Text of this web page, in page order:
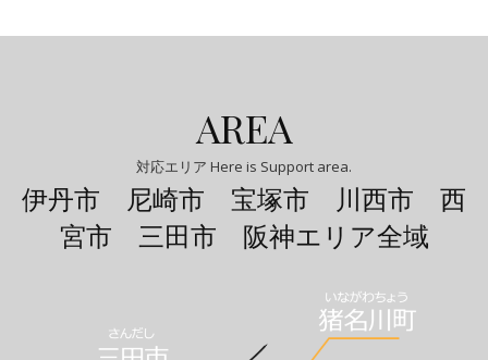
AREA
対応エリア Here is Support area.
伊丹市 尼崎市 宝塚市 川西市 西
宮市 三田市 阪神エリア全域